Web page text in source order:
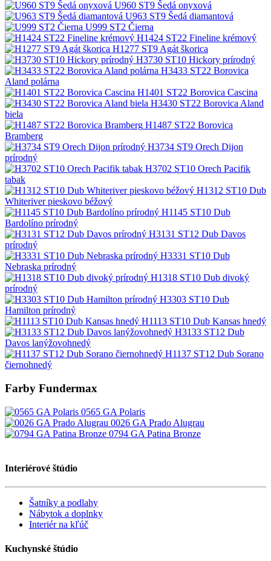
U960 ST9 Šedá onyxová
U963 ST9 Šedá diamantová
U999 ST2 Čierna
H1424 ST22 Fineline krémový
H1277 ST9 Agát škorica
H3730 ST10 Hickory prírodný
H3433 ST22 Borovica
Aland polárna
H1401 ST22 Borovica Cascina
H3430 ST22 Borovica Aland
biela
H1487 ST22 Borovica
Bramberg
H3734 ST9 Orech Dijon
prírodný
H3702 ST10 Orech Pacifik
tabak
H1312 ST10 Dub
Whiteriver pieskovo béžový
H1145 ST10 Dub
Bardolíno prírodný
H3131 ST12 Dub Davos
prírodný
H3331 ST10 Dub
Nebraska prírodný
H1318 ST10 Dub divoký
prírodný
H3303 ST10 Dub
Hamilton prírodný
H1113 ST10 Dub Kansas hnedý
H3133 ST12 Dub
Davos lanýžovohnedý
H1137 ST12 Dub Sorano
čiernohnedý
Farby Fundermax
0565 GA Polaris
0026 GA Prado Alugrau
0794 GA Patina Bronze
Interiérové štúdio
Šatníky a podlahy
Nábytok a doplnky
Interiér na kľúč
Kuchynské štúdio